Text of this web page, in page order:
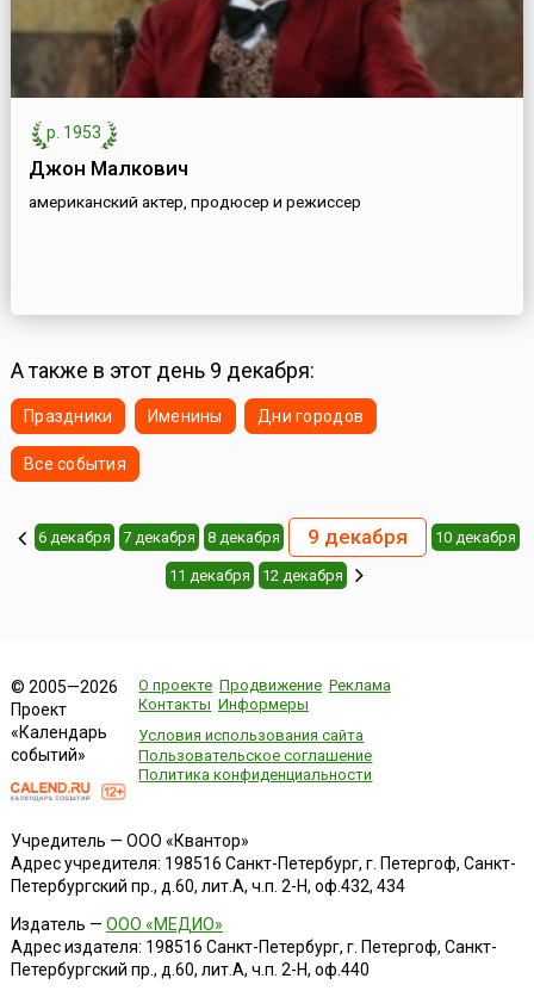
р. 1953
Джон Малкович
американский актер, продюсер и режиссер
А также в этот день 9 декабря:
Праздники Именины Дни городов
Все события
6 декабря 7 декабря 8 декабря 9 декабря 10 декабря
11 декабря 12 декабря
© 2005—2026
Проект
«Календарь
событий»
О проекте Продвижение Реклама
Контакты Информеры
Условия использования сайта
Пользовательское соглашение
Политика конфиденциальности
Учредитель — ООО «Квантор»
Адрес учредителя: 198516 Санкт-Петербург, г. Петергоф, Санкт-
Петербургский пр., д.60, лит.А, ч.п. 2-Н, оф.432, 434
Издатель — ООО «МЕДИО»
Адрес издателя: 198516 Санкт-Петербург, г. Петергоф, Санкт-
Петербургский пр., д.60, лит.А, ч.п. 2-Н, оф.440